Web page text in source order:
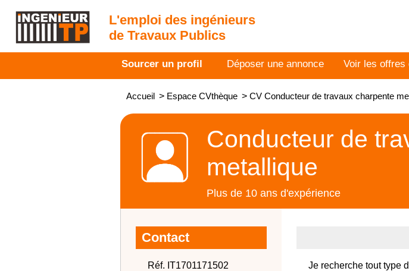
L'emploi des ingénieurs
de Travaux Publics
Sourcer un profil Déposer une annonce Voir les offres
Accueil > Espace CVthèque > CV Conducteur de travaux charpente
Conducteur de
metallique
Plus de 10 ans d'expérience
Contact
Réf. IT1701171502
Je recherche tout type